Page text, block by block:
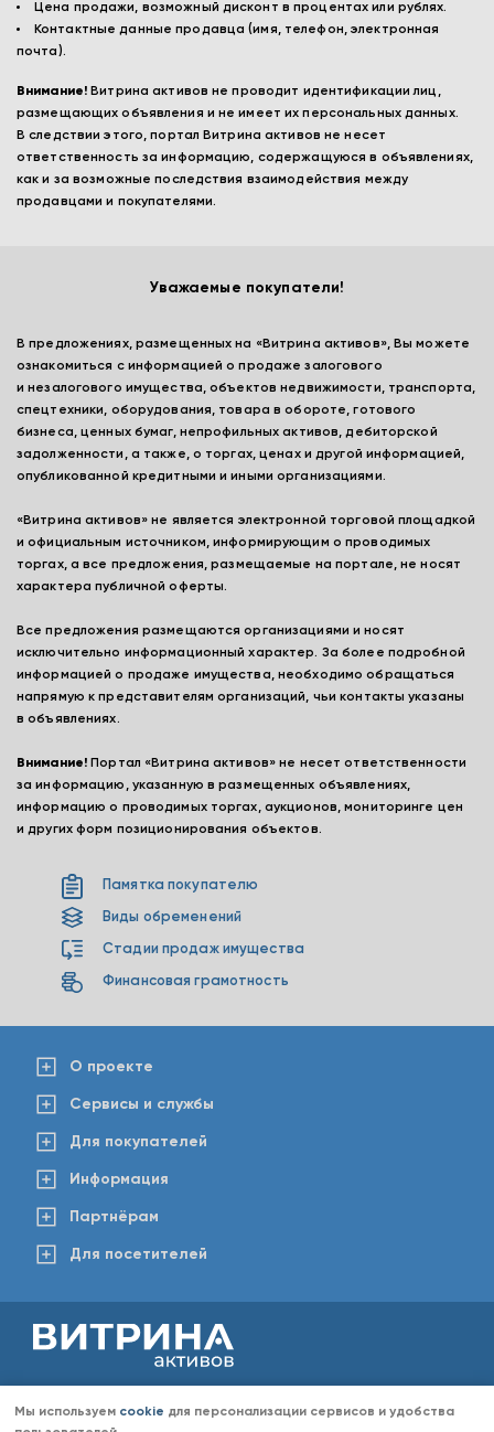
Цена продажи, возможный дисконт в процентах или рублях.
Контактные данные продавца (имя, телефон, электронная
почта).
Внимание! Витрина активов не проводит идентификации лиц,
размещающих объявления и не имеет их персональных данных.
В следствии этого, портал Витрина активов не несет
ответственность за информацию, содержащуюся в объявлениях,
как и за возможные последствия взаимодействия между
продавцами и покупателями.
Уважаемые покупатели!
В предложениях, размещенных на «Витрина активов», Вы можете
ознакомиться с информацией о продаже залогового
и незалогового имущества, объектов недвижимости, транспорта,
спецтехники, оборудования, товара в обороте, готового
бизнеса, ценных бумаг, непрофильных активов, дебиторской
задолженности, а также, о торгах, ценах и другой информацией,
опубликованной кредитными и иными организациями.
«Витрина активов» не является электронной торговой площадкой
и официальным источником, информирующим о проводимых
торгах, а все предложения, размещаемые на портале, не носят
характера публичной оферты.
Все предложения размещаются организациями и носят
исключительно информационный характер. За более подробной
информацией о продаже имущества, необходимо обращаться
напрямую к представителям организаций, чьи контакты указаны
в объявлениях.
Внимание! Портал «Витрина активов» не несет ответственности
за информацию, указанную в размещенных объявлениях,
информацию о проводимых торгах, аукционов, мониторинге цен
и других форм позиционирования объектов.
Памятка покупателю
Виды обременений
Стадии продаж имущества
Финансовая грамотность
О проекте
Сервисы и службы
Для покупателей
Информация
Партнёрам
Для посетителей
является публичной офертой, определяемой положениями Статьи 437 Гражданского кодекса РФ.
Любое копирование информации с сайта разрешено только с согласия администрации «Витрина
Мы используем cookie для персонализации сервисов и удобства